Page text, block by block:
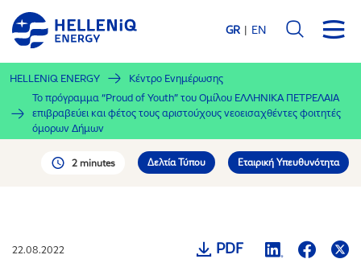
Παράκαμψη
προς
κυρίως
περιεχόμενο
GR EN
HELLENiQ ENERGY
Κέντρο Ενημέρωσης
Το πρόγραμμα “Proud of Youth” του Ομίλου ΕΛΛΗΝΙΚΑ ΠΕΤΡΕΛΑΙΑ
επιβραβεύει και φέτος τους αριστούχους νεοεισαχθέντες φοιτητές
όμορων Δήμων
2 minutes Δελτία Τύπου Εταιρική Υπευθυνότητα
22.08.2022 PDF